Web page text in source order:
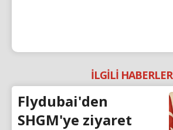
İLGİLİ HABERLER
Flydubai'den
SHGM'ye ziyaret